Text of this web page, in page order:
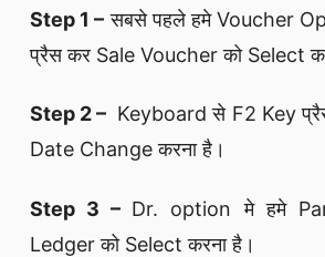
Step 1 – सबसे पहले हमे Voucher
प्रैस कर Sale Voucher को Select
Step 2 – Keyboard से F2 Key
Date Change करना है।
Step 3 – Dr. option मे हमे
Ledger को Select करना है।